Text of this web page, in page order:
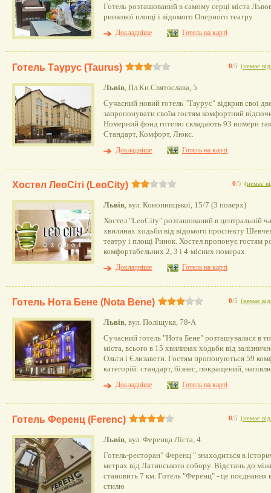
Готель розташований в самому серці міста
ринкової площі і відомого Оперного театру.
Докладніше
Готель на карті
0/5 (немає
Готель Таурус (Taurus)
Львів, Пл.Кн.Святослава, 5
Сучасний новий готель "Таурус" відкрив свої
запропонувати своїм гостям комфортний
Номерний фонд готелю складають 93 номери
Стандарт, Комфорт, Люкс.
Докладніше
Готель на карті
0/5 (немає
Хостел ЛеоСіті (LeoCity)
Львів, вул. Конопницької, 15/7 (3 поверх)
Хостел "LeoCity" розташований в центральній
хвилинах ходьби від відомого проспекту
театру і площі Ринок. Хостел пропонує гостям
комфортабельних 2, 3 і 4-місних номерах.
Докладніше
Готель на карті
0/5 (немає
Готель Нота Бене (Nota Bene)
Львів, вул. Поліщука, 78-А
Сучасний готель "Нота Бене" розташувалася в
міста, всього в 15 хвилинах ходьби від
Ольги і Єлизавети. Гостям пропонуються 59
категорій: стандарт, бізнес, покращений,
Докладніше
Готель на карті
0/5 (немає
Готель Ференц (Ferenc)
Львів, вул. Ференца Ліста, 4
Готель-ресторан" Ференц " знаходиться в
метрах від Латинського собору. Відстань до
становить 7 км. Готель "Ференц" - це поєднання
стилю